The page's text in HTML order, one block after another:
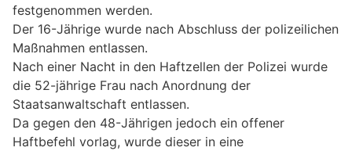
festgenommen werden.
Der 16-Jährige wurde nach Abschluss der polizeilichen
Maßnahmen entlassen.
Nach einer Nacht in den Haftzellen der Polizei wurde
die 52-jährige Frau nach Anordnung der
Staatsanwaltschaft entlassen.
Da gegen den 48-Jährigen jedoch ein offener
Haftbefehl vorlag, wurde dieser in eine